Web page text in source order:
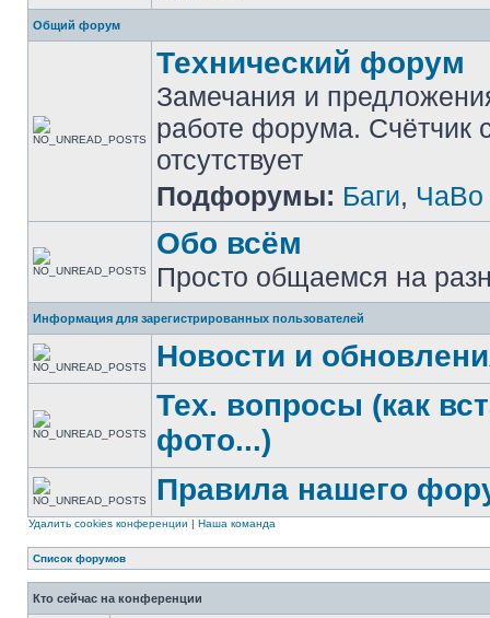
Общий форум
Технический форум
Замечания и
работе форума. Счётчик
отсутствует
Подфорумы: Баги, ЧаВо
Обо всём
Просто общаемся на
Информация для зарегистрированных пользователей
Новости и
Тех. вопросы (как
фото...)
Правила нашего
Удалить cookies конференции | Наша команда
Список форумов
Кто сейчас на конференции